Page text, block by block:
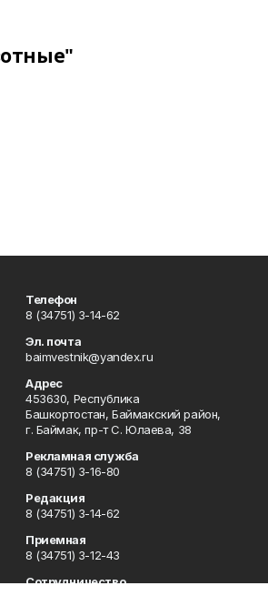
Телефон
8 (34751) 3-14-62
Эл. почта
baimvestnik@yandex.ru
Адрес
453630, Республика
Башкортостан, Баймакский район,
г. Баймак, пр-т С. Юлаева, 38
Рекламная служба
8 (34751) 3-16-80
Редакция
8 (34751) 3-14-62
Приемная
8 (34751) 3-12-43
Сотрудничество